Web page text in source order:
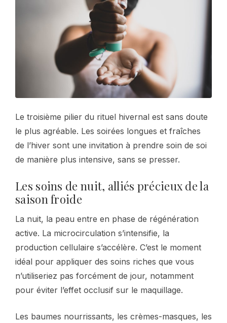
Le troisième pilier du rituel hivernal est sans doute
le plus agréable. Les soirées longues et fraîches
de l’hiver sont une invitation à prendre soin de soi
de manière plus intensive, sans se presser.
Les soins de nuit, alliés précieux de la
saison froide
La nuit, la peau entre en phase de régénération
active. La microcirculation s’intensifie, la
production cellulaire s’accélère. C’est le moment
idéal pour appliquer des soins riches que vous
n’utiliseriez pas forcément de jour, notamment
pour éviter l’effet occlusif sur le maquillage.
Les baumes nourrissants, les crèmes-masques, les